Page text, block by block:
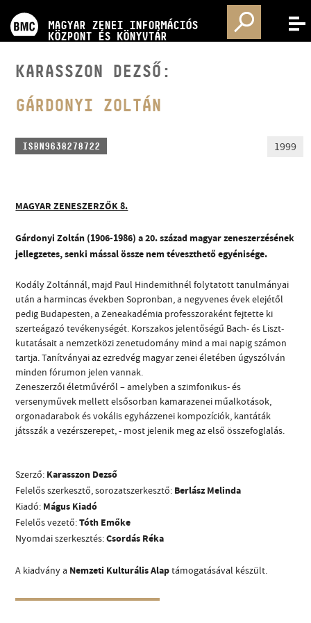
MAGYAR ZENEI INFORMÁCIÓS
KÖZPONT ÉS KÖNYVTÁR
MENÜ
KÉPZÉSEK
KIADVÁNYOK
KAPCSOLAT
VIDEÓ GALÉRIA
CÍM
TELEFON
NYITVA TARTÁS
KARASSZON DEZSŐ:
GÁRDONYI ZOLTÁN
ISBN9638278722 1999
MAGYAR ZENESZERZŐK 8.
Gárdonyi Zoltán (1906-1986) a 20. század magyar zeneszerzésének
jellegzetes, senki mással össze nem téveszthető egyénisége.
Kodály Zoltánnál, majd Paul Hindemithnél folytatott tanulmányai
után a harmincas években Sopronban, a negyvenes évek elejétől
pedig Budapesten, a Zeneakadémia professzoraként fejtette ki
szerteágazó tevékenységét. Korszakos jelentőségű Bach- és Liszt-
kutatásait a nemzetközi zenetudomány mind a mai napig számon
tartja. Tanítványai az ezredvég magyar zenei életében úgyszólván
minden fórumon jelen vannak.
Zeneszerzői életművéről – amelyben a szimfonikus- és
versenyművek mellett elsősorban kamarazenei műalkotások,
orgonadarabok és vokális egyházzenei kompozíciók, kantáták
játsszák a vezérszerepet, - most jelenik meg az első összefoglalás.
Szerző: Karasszon Dezső
Felelős szerkesztő, sorozatszerkesztő: Berlász Melinda
Kiadó: Mágus Kiadó
Felelős vezető:Tóth Emőke
Nyomdai szerkesztés:Csordás Réka
A kiadvány a Nemzeti Kulturális Alaptámogatásával készült.